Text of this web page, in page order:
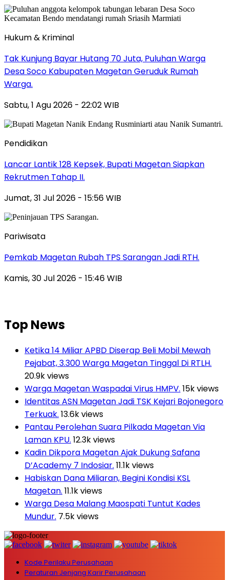
Hukum & Kriminal
Tak Kunjung Bayar Hutang 70 Juta, Puluhan Warga
Desa Soco Kabupaten Magetan Geruduk Rumah
Warga.
Sabtu, 1 Agu 2026 - 22:02 WIB
Pendidikan
Lancar Lantik 128 Kepsek, Bupati Magetan Siapkan
Rekrutmen Tahap II.
Jumat, 31 Jul 2026 - 15:56 WIB
Pariwisata
Pemkab Magetan Rubah TPS Sarangan Jadi RTH.
Kamis, 30 Jul 2026 - 15:46 WIB
Top News
Ketika 14 Miliar APBD Diserap Beli Mobil Mewah
Pejabat, 3.300 Warga Magetan Tinggal Di RTLH.
20.9k views
Warga Magetan Waspadai Virus HMPV. 15k views
Identitas ASN Magetan Jadi TSK Kejari Bojonegoro
Terkuak. 13.6k views
Pantau Perolehan Suara Pilkada Magetan Via
Laman KPU. 12.3k views
Kadin Dikpora Magetan Ajak Dukung Safana
D’Academy 7 Indosiar. 11.1k views
Habiskan Dana Miliaran, Begini Kondisi KSL
Magetan. 11.1k views
Warga Desa Malang Maospati Tuntut Kades
Mundur. 7.5k views
Kode Perilaku Perusahaan
Peraturan Jenjang Karir Perusahaan